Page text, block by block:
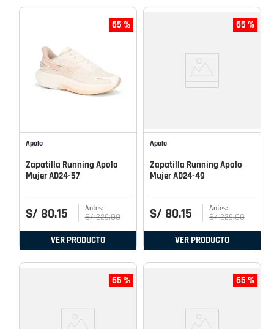
65 %
Apolo
Zapatilla Running Apolo
Mujer AD24-57
S/ 80.15 S/ 229.00
VER PRODUCTO
65 %
Apolo
Zapatilla Running Apolo
Mujer AD24-49
S/ 80.15 S/ 229.00
VER PRODUCTO
65 % 65 %